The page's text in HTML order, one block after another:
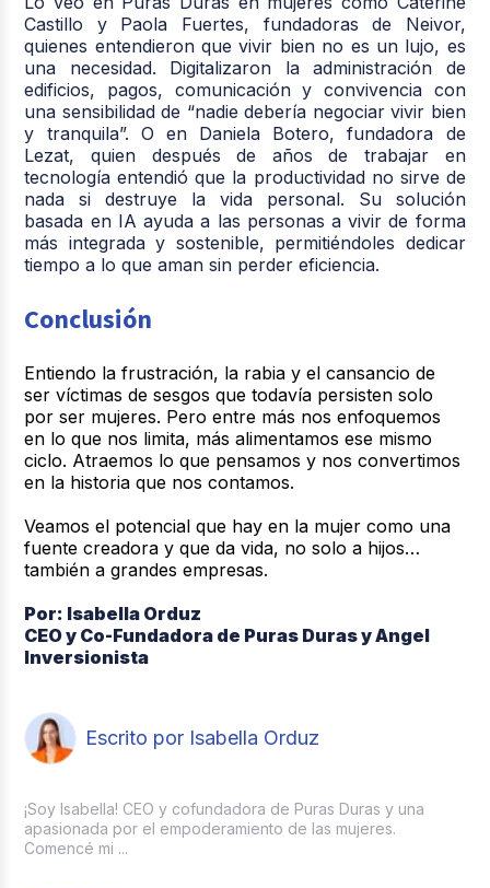
Castillo y Paola Fuertes, fundadoras de Neivor,
quienes entendieron que vivir bien no es un lujo, es
una necesidad. Digitalizaron la administración de
edificios, pagos, comunicación y convivencia con
una sensibilidad de “nadie debería negociar vivir bien
y tranquila”. O en Daniela Botero, fundadora de
Lezat, quien después de años de trabajar en
tecnología entendió que la productividad no sirve de
nada si destruye la vida personal. Su solución
basada en IA ayuda a las personas a vivir de forma
más integrada y sostenible, permitiéndoles dedicar
tiempo a lo que aman sin perder eficiencia.
Conclusión
Entiendo la frustración, la rabia y el cansancio de
ser víctimas de sesgos que todavía persisten solo
por ser mujeres. Pero entre más nos enfoquemos
en lo que nos limita, más alimentamos ese mismo
ciclo. Atraemos lo que pensamos y nos convertimos
en la historia que nos contamos.
Veamos el potencial que hay en la mujer como una
fuente creadora y que da vida, no solo a hijos…
también a grandes empresas.
Por: Isabella Orduz
CEO y Co-Fundadora de Puras Duras y Angel
Inversionista
Escrito por Isabella Orduz
¡Soy Isabella! CEO y cofundadora de Puras Duras y una
apasionada por el empoderamiento de las mujeres.
Comencé mi ...